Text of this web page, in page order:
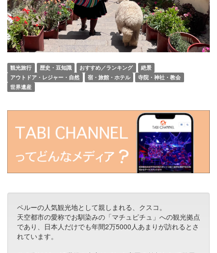
観光旅行 歴史・豆知識 おすすめ／ランキング
絶景
アウトドア・レジャー・自然
宿・旅館・ホテル
寺院・神社・教会
世界遺産
ペルーの人気観光地として親しまれる、クスコ。
天空都市の愛称でお馴染みの「マチュピチュ」への観光拠点
であり、日本人だけでも年間2万5000人あまりが訪れるとさ
れています。